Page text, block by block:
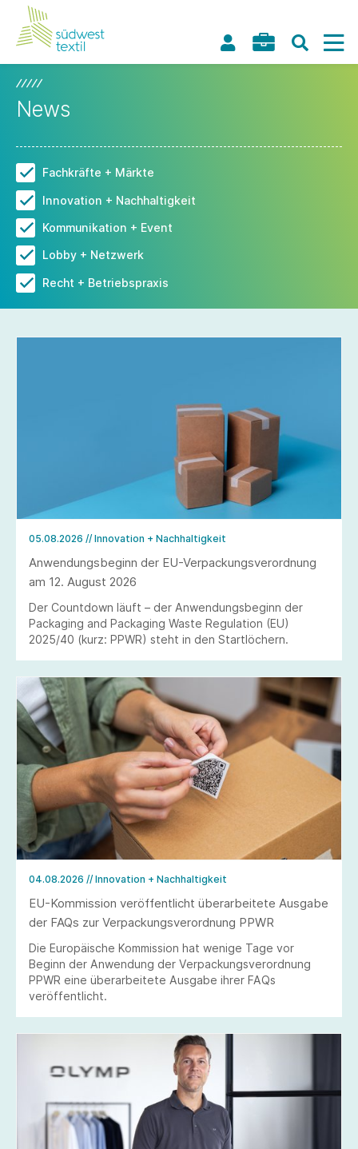
News
Fachkräfte + Märkte
Innovation + Nachhaltigkeit
Kommunikation + Event
Lobby + Netzwerk
Recht + Betriebspraxis
05.08.2026 // Innovation + Nachhaltigkeit
Anwendungsbeginn der EU-Verpackungsverordnung
am 12. August 2026
Der Countdown läuft – der Anwendungsbeginn der
Packaging and Packaging Waste Regulation (EU)
2025/40 (kurz: PPWR) steht in den Startlöchern.
04.08.2026 // Innovation + Nachhaltigkeit
EU-Kommission veröffentlicht überarbeitete Ausgabe
der FAQs zur Verpackungsverordnung PPWR
Die Europäische Kommission hat wenige Tage vor
Beginn der Anwendung der Verpackungsverordnung
PPWR eine überarbeitete Ausgabe ihrer FAQs
veröffentlicht.